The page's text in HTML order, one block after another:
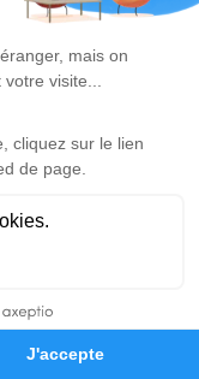
Hommages
rends hommage
Médoc